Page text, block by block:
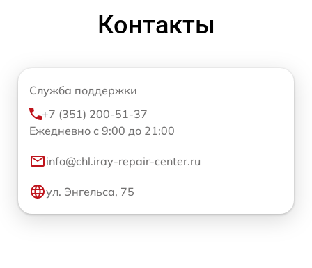
Контакты
Служба поддержки
+7 (351) 200-51-37
Ежедневно с 9:00 до 21:00
info@chl.iray-repair-center.ru
ул. Энгельса, 75